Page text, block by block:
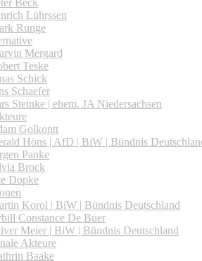
Lührssen
Runge
Mergard
Teske
Schick
Schaefer
Steinke | ehem. JA Niedersachsen
Golkontt
Höns | AfD | BiW | Bündnis
Panke
Brock
Dopke
Korol | BiW | Bündnis Deutschland
Constance De Buer
Meier | BiW | Bündnis Deutschland
Akteure
Baake